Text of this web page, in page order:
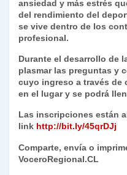
ansiedad y más estrés
del rendimiento del
se vive dentro de los
profesional.
Durante el desarrollo de
plasmar las preguntas y
cuyo ingreso a través de
en el lugar y se podrá
Las inscripciones están
link http://bit.ly/45qrDJj
Comparte, envía o
VoceroRegional.CL